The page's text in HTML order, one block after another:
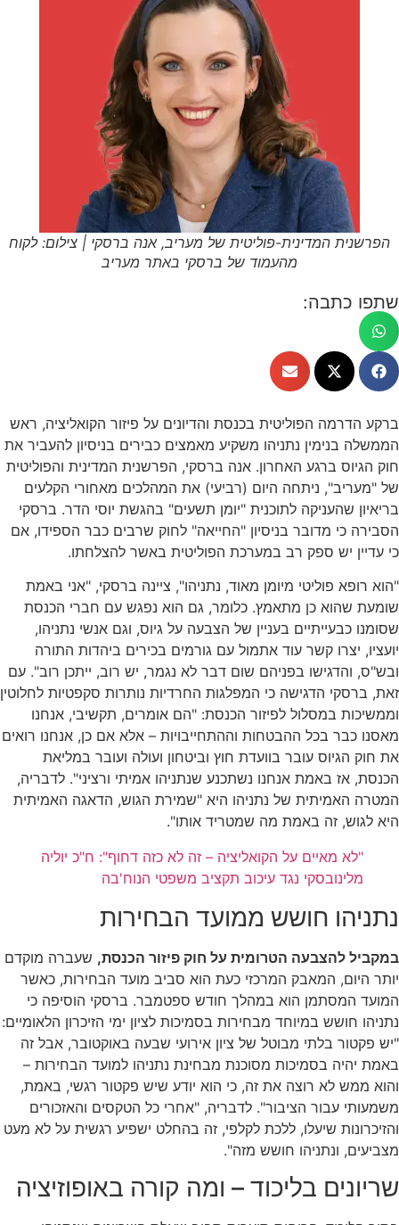
הפרשנית המדינית-פוליטית של מעריב, אנה ברסקי | צילום: לקוח
מהעמוד של ברסקי באתר מעריב
שתפו כתבה:
ברקע הדרמה הפוליטית בכנסת והדיונים על פיזור הקואליציה, ראש
הממשלה בנימין נתניהו משקיע מאמצים כבירים בניסיון להעביר את
חוק הגיוס ברגע האחרון. אנה ברסקי, הפרשנית המדינית והפוליטית
של "מעריב", ניתחה היום (רביעי) את המהלכים מאחורי הקלעים
בריאיון שהעניקה לתוכנית "יומן תשעים" בהגשת יוסי הדר. ברסקי
הסבירה כי מדובר בניסיון "החייאה" לחוק שרבים כבר הספידו, אם
כי עדיין יש ספק רב במערכת הפוליטית באשר להצלחתו.
"הוא רופא פוליטי מיומן מאוד, נתניהו", ציינה ברסקי, "אני באמת
שומעת שהוא כן מתאמץ. כלומר, גם הוא נפגש עם חברי הכנסת
שסומנו כבעייתיים בעניין של הצבעה על גיוס, וגם אנשי נתניהו,
יועציו, יצרו קשר עוד אתמול עם גורמים בכירים ביהדות התורה
ובש"ס, והדגישו בפניהם שום דבר לא נגמר, יש רוב, ייתכן רוב". עם
זאת, ברסקי הדגישה כי המפלגות החרדיות נותרות סקפטיות לחלוטין
וממשיכות במסלול לפיזור הכנסת: "הם אומרים, תקשיבי, אנחנו
מאסנו כבר בכל ההבטחות וההתחייבויות – אלא אם כן, אנחנו רואים
את חוק הגיוס עובר בוועדת חוץ וביטחון ועולה ועובר במליאת
הכנסת, אז באמת אנחנו נשתכנע שנתניהו אמיתי ורציני". לדבריה,
המטרה האמיתית של נתניהו היא "שמירת הגוש, הדאגה האמיתית
היא לגוש, זה באמת מה שמטריד אותו".
"לא מאיים על הקואליציה – זה לא כזה דחוף": ח"כ יוליה
מלינובסקי נגד עיכוב תקציב משפטי הנוח'בה
נתניהו חושש ממועד הבחירות
במקביל להצבעה הטרומית על חוק פיזור הכנסת, שעברה מוקדם
יותר היום, המאבק המרכזי כעת הוא סביב מועד הבחירות, כאשר
המועד המסתמן הוא במהלך חודש ספטמבר. ברסקי הוסיפה כי
נתניהו חושש במיוחד מבחירות בסמיכות לציון ימי הזיכרון הלאומיים:
"יש פקטור בלתי מבוטל של ציון אירועי שבעה באוקטובר, אבל זה
באמת יהיה בסמיכות מסוכנת מבחינת נתניהו למועד הבחירות –
והוא ממש לא רוצה את זה, כי הוא יודע שיש פקטור רגשי, באמת,
משמעותי עבור הציבור". לדבריה, "אחרי כל הטקסים והאזכורים
והזיכרונות שיעלו, ללכת לקלפי, זה בהחלט ישפיע רגשית על לא מעט
מצביעים, ונתניהו חושש מזה".
שריונים בליכוד – ומה קורה באופוזיציה